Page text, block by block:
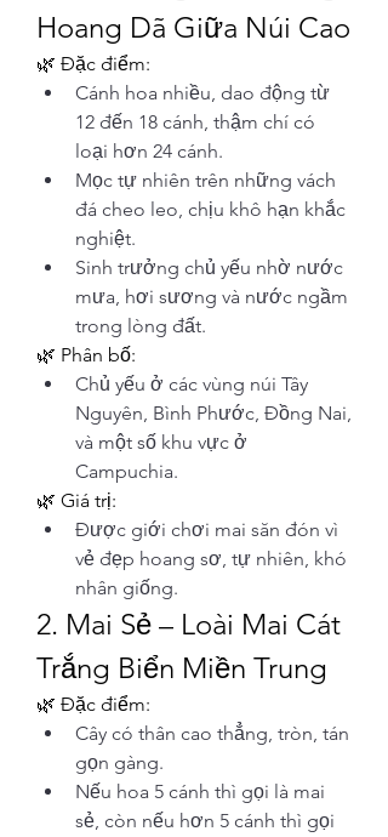
Hoang Dã Giữa Núi Cao
🌿 Đặc điểm:
Cánh hoa nhiều, dao động từ
12 đến 18 cánh, thậm chí có
loại hơn 24 cánh.
Mọc tự nhiên trên những vách
đá cheo leo, chịu khô hạn khắc
nghiệt.
Sinh trưởng chủ yếu nhờ nước
mưa, hơi sương và nước ngầm
trong lòng đất.
🌿 Phân bố:
Chủ yếu ở các vùng núi Tây
Nguyên, Bình Phước, Đồng Nai,
và một số khu vực ở
Campuchia.
🌿 Giá trị:
Được giới chơi mai săn đón vì
vẻ đẹp hoang sơ, tự nhiên, khó
nhân giống.
2. Mai Sẻ – Loài Mai Cát
Trắng Biển Miền Trung
🌿 Đặc điểm:
Cây có thân cao thẳng, tròn, tán
gọn gàng.
Nếu hoa 5 cánh thì gọi là mai
sẻ, còn nếu hơn 5 cánh thì gọi